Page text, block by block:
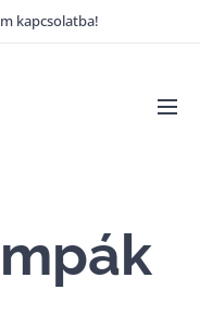
kapcsolatba!